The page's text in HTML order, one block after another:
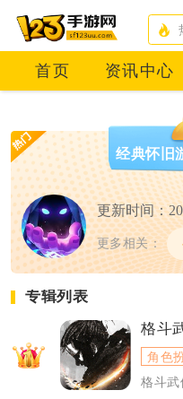
首页 资讯中心
经典怀旧
更新时间：
更多相关：
专辑列表
格斗
角色